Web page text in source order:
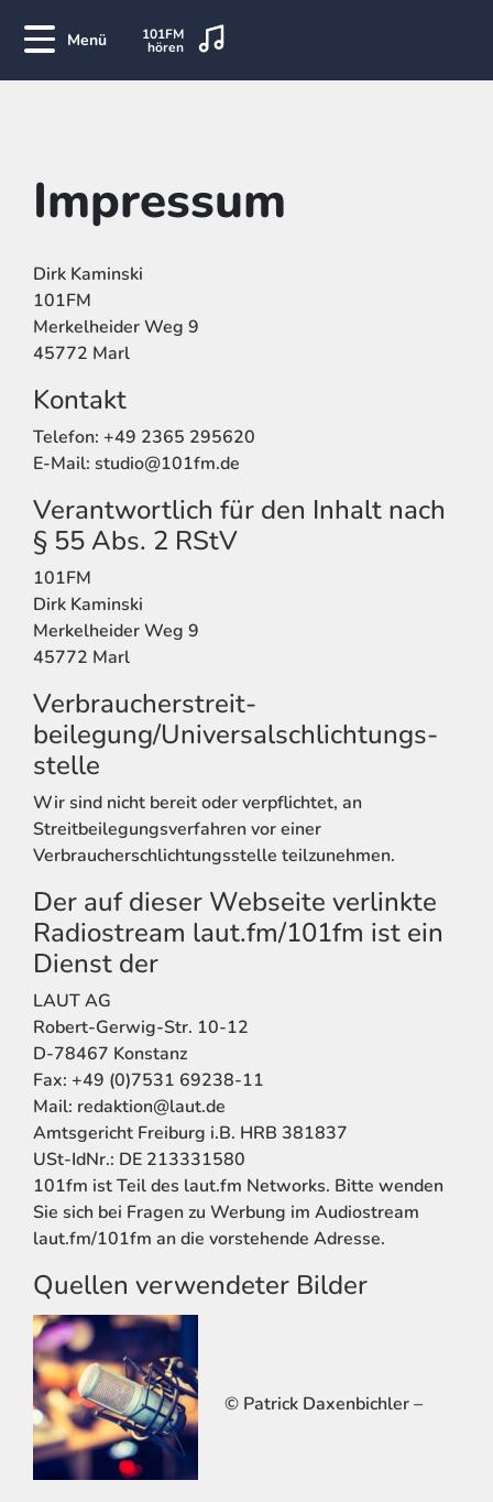
Menü 101FM
hören
Impressum
Dirk Kaminski
101FM
Merkelheider Weg 9
45772 Marl
Kontakt
Telefon: +49 2365 295620
E-Mail: studio@101fm.de
Verantwortlich für den Inhalt nach
§ 55 Abs. 2 RStV
101FM
Dirk Kaminski
Merkelheider Weg 9
45772 Marl
Verbraucher­streit­
beilegung/Universal­schlichtungs­
stelle
Wir sind nicht bereit oder verpflichtet, an
Streitbeilegungsverfahren vor einer
Verbraucherschlichtungsstelle teilzunehmen.
Der auf dieser Webseite verlinkte
Radiostream laut.fm/101fm ist ein
Dienst der
LAUT AG
Robert-Gerwig-Str. 10-12
D-78467 Konstanz
Fax: +49 (0)7531 69238-11
Mail: redaktion@laut.de
Amtsgericht Freiburg i.B. HRB 381837
USt-IdNr.: DE 213331580
101fm ist Teil des laut.fm Networks. Bitte wenden
Sie sich bei Fragen zu Werbung im Audiostream
laut.fm/101fm an die vorstehende Adresse.
Quellen verwendeter Bilder
© Patrick Daxenbichler –